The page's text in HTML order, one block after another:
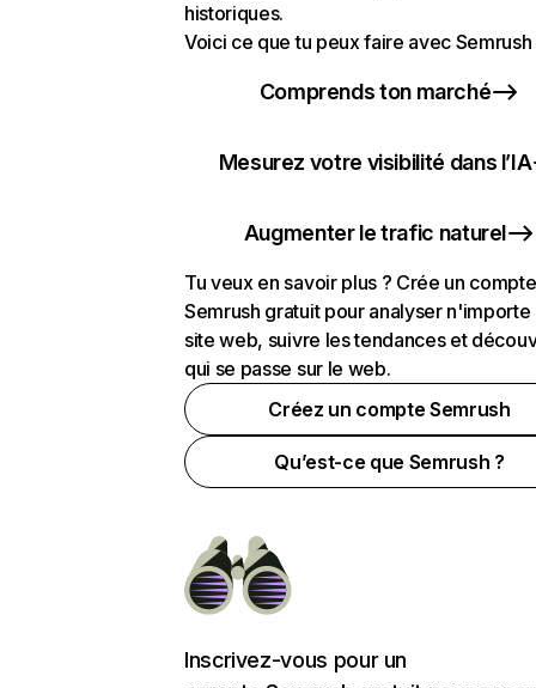
historiques.
Voici ce que tu peux faire avec Semrush
Comprends ton marché
Mesurez votre visibilité dans l’IA
Augmenter le trafic naturel
Tu veux en savoir plus ? Crée un compte
Semrush gratuit pour analyser n'importe
site web, suivre les tendances et
qui se passe sur le web.
Créez un compte Semrush
Qu’est-ce que Semrush ?
Inscrivez-vous pour un